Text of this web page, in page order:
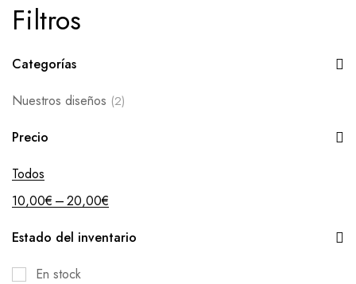
Filtros
Categorías
Nuestros diseños (2)
Precio
Todos
10,00€ –20,00€
Estado del inventario
En stock